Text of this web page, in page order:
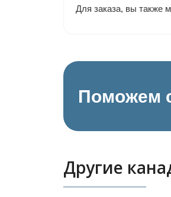
Для заказа, вы также
Поможем
Другие